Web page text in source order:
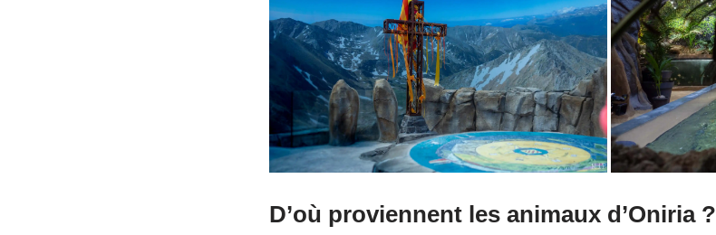
D’où proviennent les animaux d’Oniria ?